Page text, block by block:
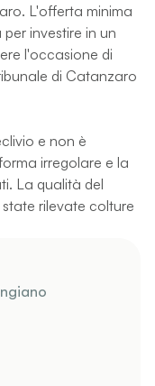
L'offerta minima
investire in un
l'occasione di
di Catanzaro
e non è
irregolare e la
La qualità del
rilevate colture